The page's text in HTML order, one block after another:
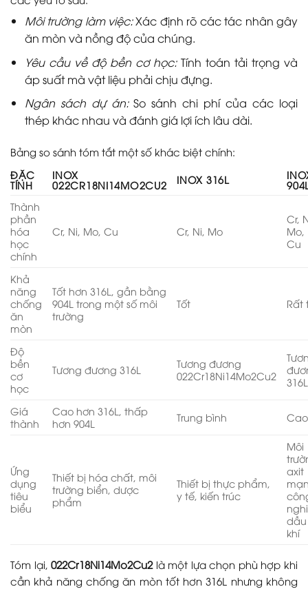
Môi trường làm việc:Xác định rõ các tác nhân gây
ăn mòn và nồng độ của chúng.
Yêu cầu về độ bền cơ học:Tính toán tải trọng và
áp suất mà vật liệu phải chịu đựng.
Ngân sách dự án:So sánh chi phí của các loại
thép khác nhau và đánh giá lợi ích lâu dài.
Bảng so sánh tóm tắt một số khác biệt chính:
ĐẶC
TÍNH
INOX
022CR18NI14MO2CU2 INOX 316L
Thành
phần
hóa
học
chính
Cr, Ni, Mo, Cu Cr, Ni, Mo
Cr,
Mo,
Cu
Khả
năng
chống
ăn
mòn
Tốt hơn 316L, gần bằng
904L trong một số môi
trường
Tốt Rất
Độ
bền
cơ
học
Tương đương 316L
Tương đương
022Cr18Ni14Mo2Cu2
316L
Giá
thành
Cao hơn 316L, thấp
hơn 904L
Trung bình Cao
Ứng
dụng
tiêu
biểu
Thiết bị hóa chất, môi
trường biển, dược
phẩm
Thiết bị thực phẩm,
y tế, kiến trúc
Môi
axit
dầu
khí
Tóm lại,022Cr18Ni14Mo2Cu2là một lựa chọn phù hợp khi
cần khả năng chống ăn mòn tốt hơn 316L nhưng không